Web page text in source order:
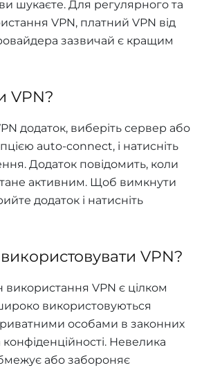
ви шукаєте. Для регулярного та
VPN, платний VPN від
зазвичай є кращим
VPN?
додаток, виберіть сервер або
auto-connect, і натисніть
Додаток повідомить, коли
активним. Щоб вимкнути
додаток і натисніть
VPN?
використання VPN є цілком
використовуються
особами в законних
конфіденційності. Невелика
або забороняє